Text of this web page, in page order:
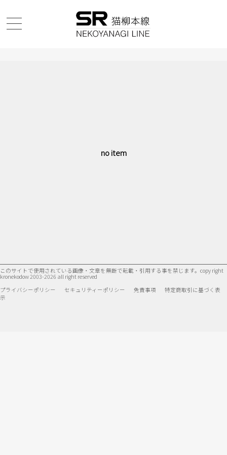
no item
このサイトで使用されている画像・文章を無断で転載・引用する事を禁じます。 copy right
kronekodow 2003-2026 all right reserved
プライバシーポリシー
セキュリティーポリシー 免責事項
特定商取引に基づく表
示